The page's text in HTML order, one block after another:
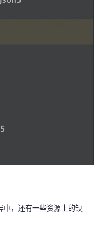
，还有一些资源上的缺